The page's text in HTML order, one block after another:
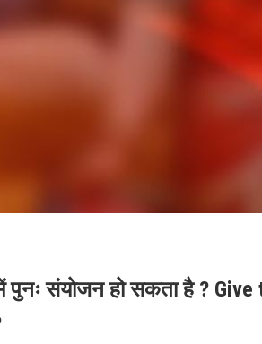
पुनः संयोजन हो सकता है ?